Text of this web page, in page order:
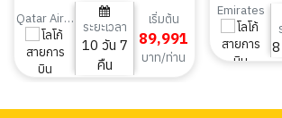
Zermatt Paris 10 วัน 7 คืน
Qatar Airways
ระยะเวลา
10 วัน 7
คืน
เริ่มต้น
89,991
บาท/ท่าน
อิตาลี 8 วัน 5 คื
Emirates